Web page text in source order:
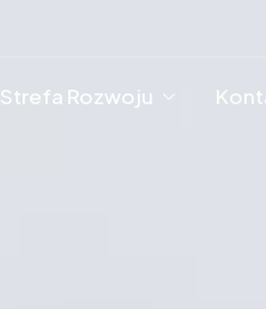
Strefa Rozwoju